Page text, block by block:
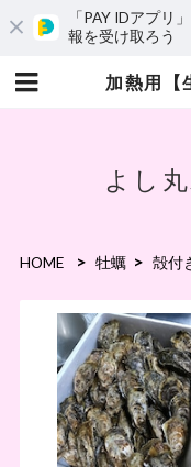
「PAY IDアプリ
報を受け取ろう
よし
HOME 牡蠣 殻付